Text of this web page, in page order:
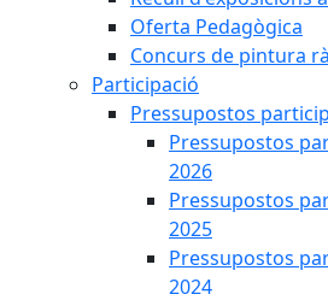
Oferta Pedagògica
Concurs de pintura
Participació
Pressupostos
Pressupostos
2026
Pressupostos
2025
Pressupostos
2024